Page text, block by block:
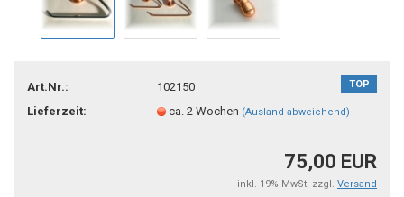
TOP
Art.Nr.:
102150
Lieferzeit:
ca. 2 Wochen (Ausland abweichend)
75,00 EUR
inkl. 19% MwSt. zzgl. Versand